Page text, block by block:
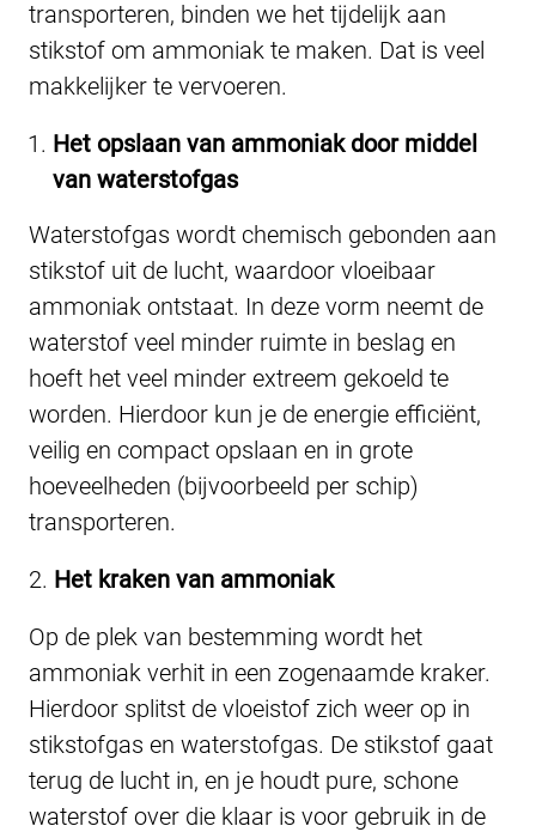
transporteren, binden we het tijdelijk aan
stikstof om ammoniak te maken. Dat is veel
makkelijker te vervoeren.
Het opslaan van ammoniak door middel
van waterstofgas
Waterstofgas wordt chemisch gebonden aan
stikstof uit de lucht, waardoor vloeibaar
ammoniak ontstaat. In deze vorm neemt de
waterstof veel minder ruimte in beslag en
hoeft het veel minder extreem gekoeld te
worden. Hierdoor kun je de energie efficiënt,
veilig en compact opslaan en in grote
hoeveelheden (bijvoorbeeld per schip)
transporteren.
2. Het kraken van ammoniak
Op de plek van bestemming wordt het
ammoniak verhit in een zogenaamde kraker.
Hierdoor splitst de vloeistof zich weer op in
stikstofgas en waterstofgas. De stikstof gaat
terug de lucht in, en je houdt pure, schone
waterstof over die klaar is voor gebruik in de